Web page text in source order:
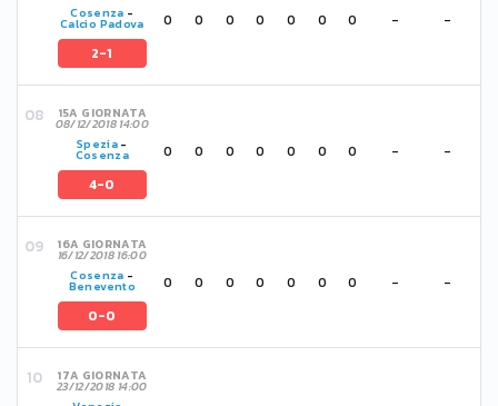
Cosenza -
Calcio Padova
2-1
0 0 0 0 0 0 0 - -
15A GIORNATA
08/12/2018 14:00
Spezia -
Cosenza
4-0
0 0 0 0 0 0 0 - -
16A GIORNATA
16/12/2018 16:00
Cosenza -
Benevento
0-0
0 0 0 0 0 0 0 - -
17A GIORNATA
23/12/2018 14:00